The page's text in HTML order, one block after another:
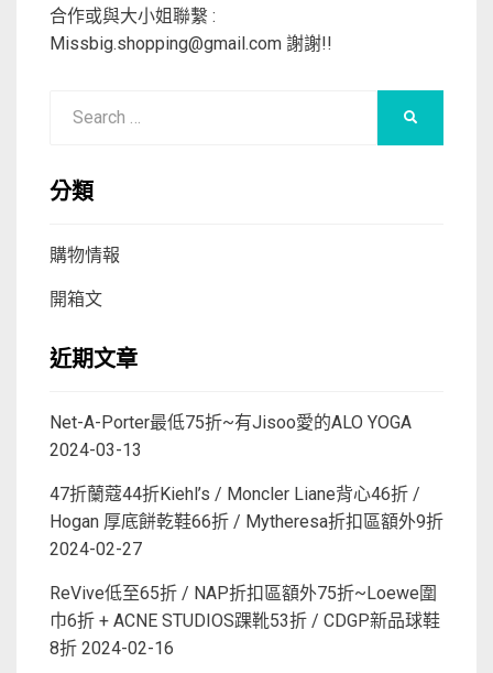
合作或與大小姐聯繫 :
Missbig.shopping@gmail.com 謝謝!!
分類
購物情報
開箱文
近期文章
Net-A-Porter最低75折~有Jisoo愛的ALO YOGA
2024-03-13
47折蘭蔻44折Kiehl’s / Moncler Liane背心46折 /
Hogan 厚底餅乾鞋66折 / Mytheresa折扣區額外9折
2024-02-27
ReVive低至65折 / NAP折扣區額外75折~Loewe圍
巾6折 + ACNE STUDIOS踝靴53折 / CDGP新品球鞋
8折 2024-02-16